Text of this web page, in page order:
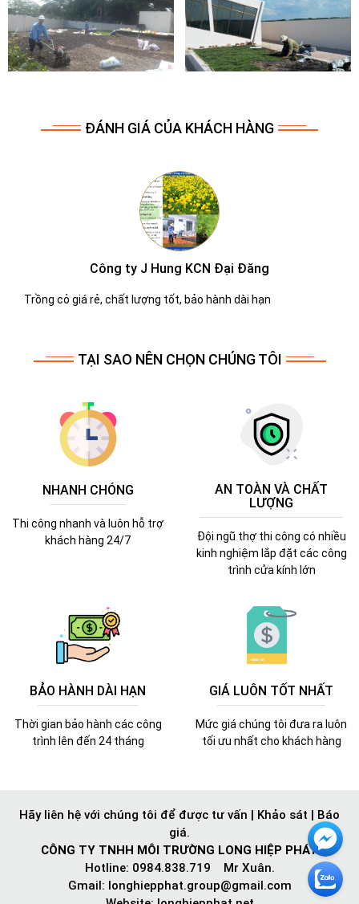
ĐÁNH GIÁ CỦA KHÁCH HÀNG
Công ty Molen
Dịch vụ chắm sóc cây xanh tốt tận tình
TẠI SAO NÊN CHỌN CHÚNG TÔI
NHANH CHÓNG
Thi công nhanh và luôn hỗ trợ
khách hàng 24/7
AN TOÀN VÀ CHẤT
LƯỢNG
Đội ngũ thợ thi công có nhiều
kinh nghiệm lắp đặt các công
trình cửa kính lớn
BẢO HÀNH DÀI HẠN
Thời gian bảo hành các công
trình lên đến 24 tháng
GIÁ LUÔN TỐT NHẤT
Mức giá chúng tôi đưa ra luôn
tối ưu nhất cho khách hàng
Hãy liên hệ với chúng tôi để được tư vấn | Khảo sát | Báo
giá.
CÔNG TY TNHH MÔI TRƯỜNG LONG HIỆP PHÁT
Hotline: 0984.838.719 Mr Xuân.
Gmail: longhiepphat.group@gmail.com